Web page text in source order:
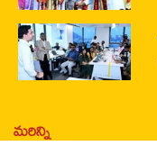
మరిన్ని